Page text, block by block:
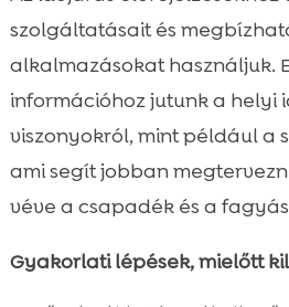
szolgáltatásait és
alkalmazásokat használjuk.
információhoz jutunk a helyi
viszonyokról, mint például a
ami segít jobban
véve a csapadék és a
Gyakorlati lépések, mielőtt